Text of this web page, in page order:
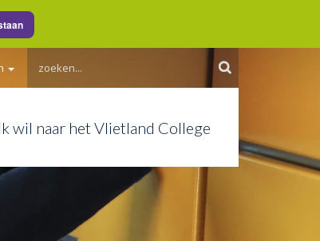
Ik wil naar het Vlietland College